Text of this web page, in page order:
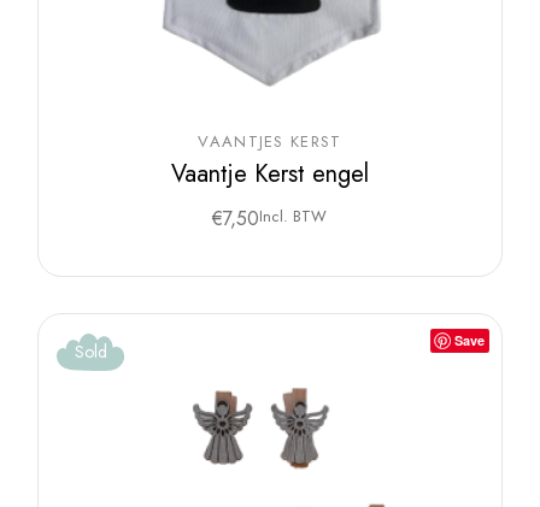
VAANTJES KERST
Vaantje Kerst engel
€7,50Incl. BTW
Save
Sold